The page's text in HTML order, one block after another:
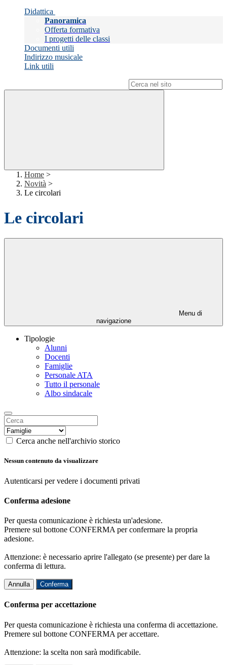
Didattica
Panoramica
Offerta formativa
I progetti delle classi
Documenti utili
Indirizzo musicale
Link utili
Home >
Novità >
Le circolari
Le circolari
Menu di
navigazione
Tipologie
Alunni
Docenti
Famiglie
Personale ATA
Tutto il personale
Albo sindacale
Cerca anche nell'archivio storico
Nessun contenuto da visualizzare
Autenticarsi per vedere i documenti privati
Conferma adesione
Per questa comunicazione è richiesta un'adesione.
Premere sul bottone CONFERMA per confermare la propria
adesione.
Attenzione: è necessario aprire l'allegato (se presente) per dare la
conferma di lettura.
Annulla Conferma
Conferma per accettazione
Per questa comunicazione è richiesta una conferma di accettazione.
Premere sul bottone CONFERMA per accettare.
Attenzione: la scelta non sarà modificabile.